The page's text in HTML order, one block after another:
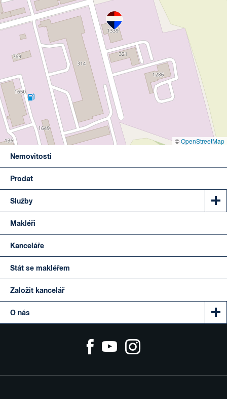
©OpenStreetMap
Nemovitosti
Prodat
Služby
Makléři
Kanceláře
Stát se makléřem
Založit kancelář
O nás